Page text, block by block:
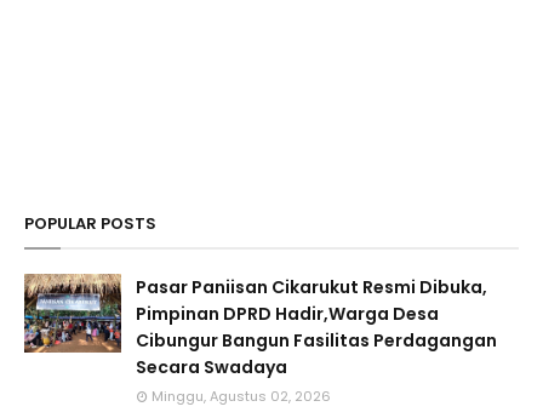
POPULAR POSTS
Pasar Paniisan Cikarukut Resmi Dibuka,
Pimpinan DPRD Hadir,Warga Desa
Cibungur Bangun Fasilitas Perdagangan
Secara Swadaya
Minggu, Agustus 02, 2026